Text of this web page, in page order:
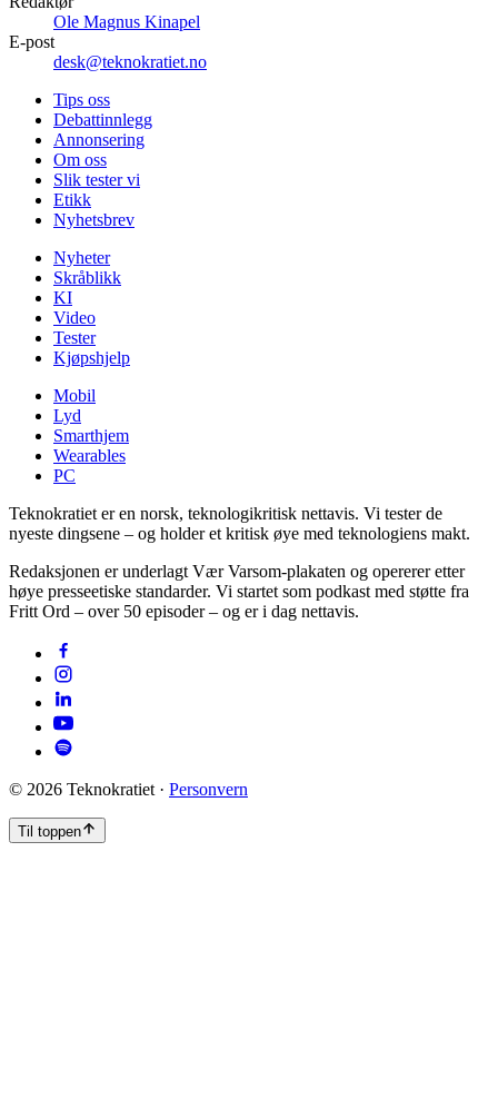
Ole Magnus Kinapel
E-post
desk@teknokratiet.no
Tips oss
Debattinnlegg
Annonsering
Om oss
Slik tester vi
Etikk
Nyhetsbrev
Nyheter
Skråblikk
KI
Video
Tester
Kjøpshjelp
Mobil
Lyd
Smarthjem
Wearables
PC
Teknokratiet er en norsk, teknologikritisk nettavis. Vi tester de
nyeste dingsene – og holder et kritisk øye med teknologiens makt.
Redaksjonen er underlagt Vær Varsom-plakaten og opererer etter
høye presseetiske standarder. Vi startet som podkast med støtte fra
Fritt Ord – over 50 episoder – og er i dag nettavis.
© 2026 Teknokratiet · Personvern
Til toppen